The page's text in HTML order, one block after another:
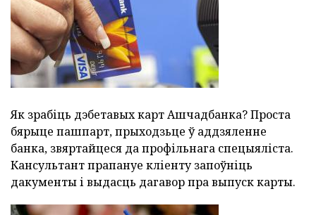
Як зрабіць дэбетавых карт Ашчадбанка? Проста
бярыце пашпарт, прыходзьце ў аддзяленне
банка, звяртайцеся да профільнага спецыяліста.
Кансультант прапануе кліенту запоўніць
дакументы і выдасць дагавор пра выпуск карты.